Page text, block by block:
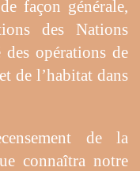
façon générale,
des Nations
opérations de
de l’habitat dans
de la
connaîtra notre